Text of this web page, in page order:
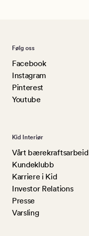
Følg oss
Facebook
Instagram
Pinterest
Youtube
Kid Interiør
Vårt bærekraftsarbeid
Kundeklubb
Karriere i Kid
Investor Relations
Presse
Varsling